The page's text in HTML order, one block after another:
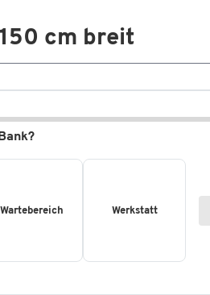
cm breit
Wartebereich Werkstatt